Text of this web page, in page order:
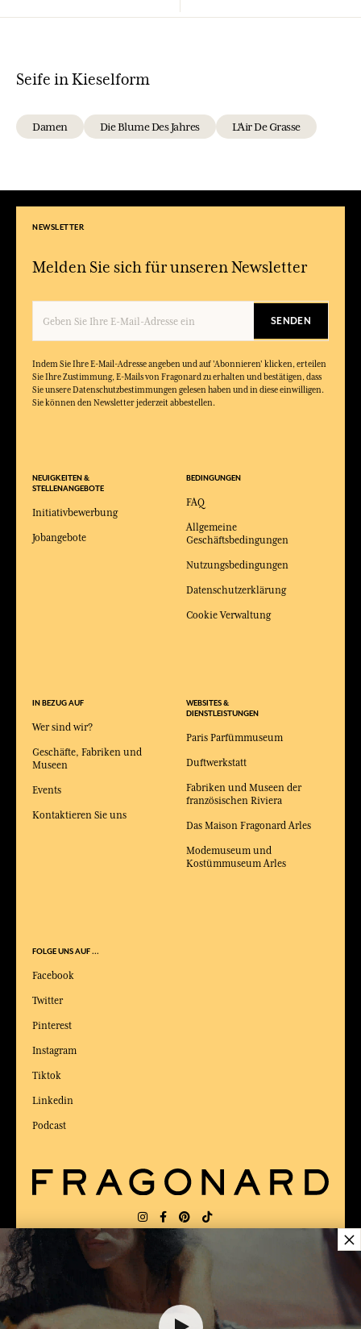
Seife in Kieselform
Damen Die Blume Des Jahres L'Air De Grasse
NEWSLETTER
Melden Sie sich für unseren Newsletter
SENDEN
Indem Sie Ihre E-Mail-Adresse angeben und auf 'Abonnieren' klicken, erteilen
Sie Ihre Zustimmung, E-Mails von Fragonard zu erhalten und bestätigen, dass
Sie unsere Datenschutzbestimmungen gelesen haben und in diese einwilligen.
Sie können den Newsletter jederzeit abbestellen.
BEDINGUNGEN
FAQ
Allgemeine
Geschäftsbedingungen
Nutzungsbedingungen
Datenschutzerklärung
Cookie Verwaltung
WEBSITES &
DIENSTLEISTUNGEN
Paris Parfümmuseum
Duftwerkstatt
Fabriken und Museen der
französischen Riviera
Das Maison Fragonard Arles
Modemuseum und
Kostümmuseum Arles
IN BEZUG AUF
Wer sind wir?
Geschäfte, Fabriken und
Museen
Events
Kontaktieren Sie uns
FOLGE UNS AUF ...
Facebook
Twitter
Pinterest
Instagram
Tiktok
Linkedin
Podcast
NEUIGKEITEN &
STELLENANGEBOTE
Initiativbewerbung
Jobangebote
LIEFERUNG: US
×